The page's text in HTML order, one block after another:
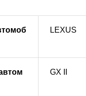
LEXUS
GX II